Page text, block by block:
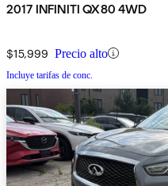
2017 INFINITI QX80 4WD
$15,999 Precio alto
Incluye tarifas de conc.